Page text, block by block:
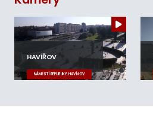
HAVÍŘOV
NÁMĚSTÍ REPUBLIKY, HAVÍŘOV